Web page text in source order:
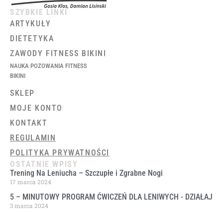
SZYBKIE LINKI
ARTYKUŁY
DIETETYKA
ZAWODY FITNESS BIKINI
NAUKA POZOWANIA FITNESS
BIKINI
SKLEP
MOJE KONTO
KONTAKT
REGULAMIN
POLITYKA PRYWATNOŚCI
OSTATNIE WPISY
Trening Na Leniucha – Szczupłe i Zgrabne Nogi
17 marca 2024
5 – MINUTOWY PROGRAM ĆWICZEŃ DLA LENIWYCH ​- DZIAŁAJ
3 marca 2024